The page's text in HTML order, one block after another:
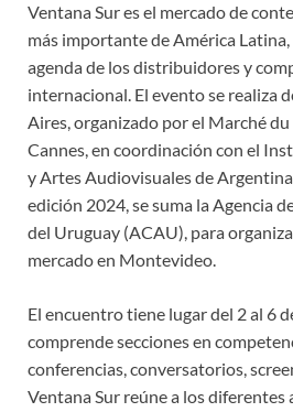
Ventana Sur es el mercado de
más importante de América
agenda de los distribuidores y
internacional. El evento se realiza
Aires, organizado por el Marché
Cannes, en coordinación con el
y Artes Audiovisuales de
edición 2024, se suma la Agencia
del Uruguay (ACAU), para
mercado en Montevideo.
El encuentro tiene lugar del 2 al 6
comprende secciones en
conferencias, conversatorios,
Ventana Sur reúne a los